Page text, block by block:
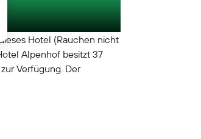
Hotel (Rauchen nicht
Alpenhof besitzt 37
Verfügung. Der